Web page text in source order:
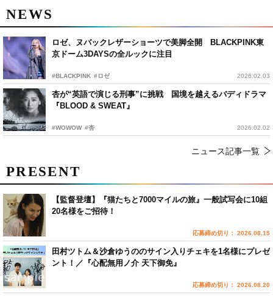
NEWS
ロゼ、ヌバックレザーショーツで美脚全開 BLACKPINK東
京ドーム3DAYSの全ルックに注目
#BLACKPINK #ロゼ 2026.02.03
杏が“英語で演じる刑事”に挑戦 国境を越えるバディドラマ
『BLOOD & SWEAT』
#WOWOW #杏 2026.02.02
ニュース記事一覧
PRESENT
【監督登壇】『猫たちと7000マイルの旅』一般試写会に10組
20名様をご招待！
応募締め切り： 2026.08.15
田村ツトム＆沙倉ゆうののサイン入りチェキを1名様にプレゼ
ント！／『心配無用ノ介 天下御免』
応募締め切り： 2026.08.20